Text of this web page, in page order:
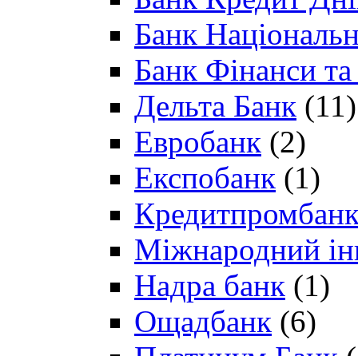
Банк
Банк Фінанси
Дельта Банк (11)
Евробанк (2)
Експобанк (1)
Міжнародний
Надра банк (1)
Ощадбанк (6)